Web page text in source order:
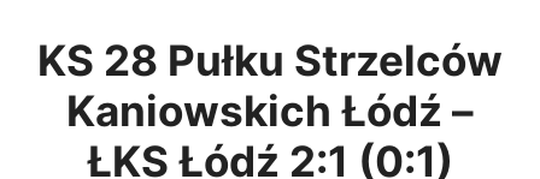
KS 28 Pułku Strzelców
Kaniowskich Łódź –
ŁKS Łódź 2:1 (0:1)